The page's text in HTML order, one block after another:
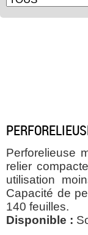
Perforelieuse
relier
utilisation
Capacité de
140 feuilles.
Disponible :